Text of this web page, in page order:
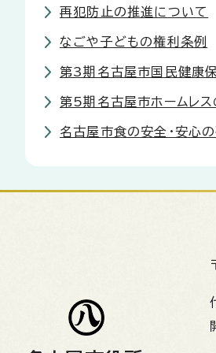
再犯防止の推進について
なごや子どもの権利条例
第3期名古屋市国民健康
第5期名古屋市ホームレ
名古屋市食の安全・安